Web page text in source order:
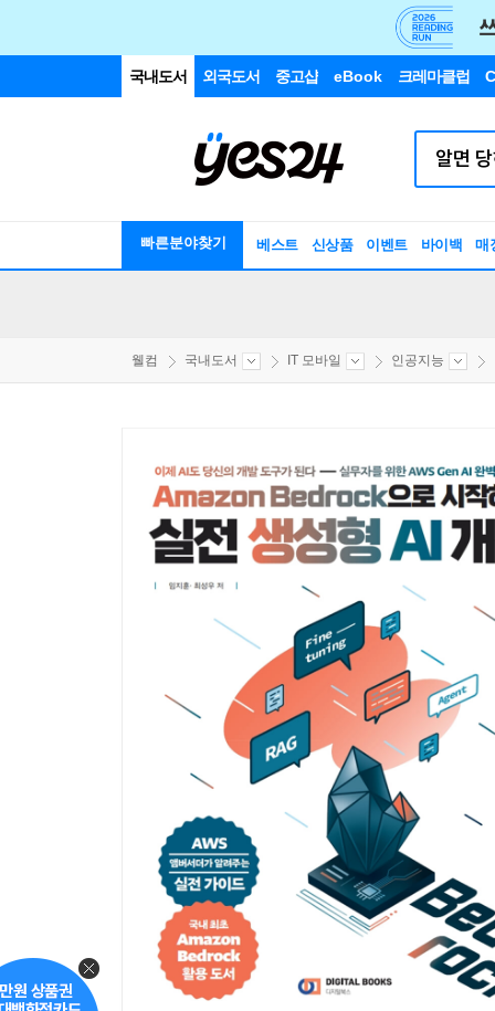
국내도서 외국도서 중고샵 eBook 크레마클럽
빠른분야찾기 베스트 신상품 이벤트 바이백 매
웰컴 국내도서 IT 모바일 인공지능